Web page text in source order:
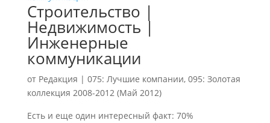
Строительство |
Недвижимость |
Инженерные
коммуникации
от Редакция | 075: Лучшие компании, 095: Золотая
коллекция 2008-2012 (Май 2012)
Есть и еще один интересный факт: 70%